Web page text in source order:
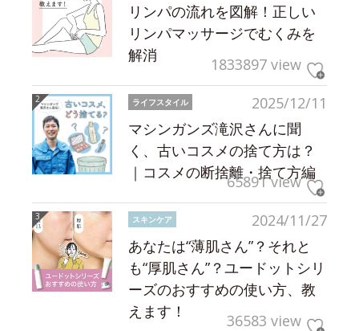
リンパの流れを図解！正しい
リンパマッサージでむくみを
解消
1833897 view
2025/12/11
ライフスタイル
マシンガンズ滝沢さんに聞
く、古いコスメの捨て方は？
｜コスメの断捨離・捨て方編
65891 view
2024/11/27
スキンケア
あなたは“薄肌さん”？それと
も“厚肌さん”？ユードットシリ
ーズのおすすめの使い方、教
えます！
36583 view